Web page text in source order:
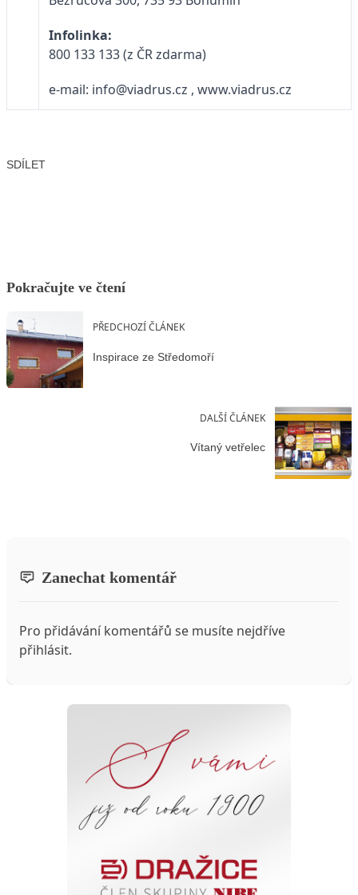
Infolinka:
800 133 133 (z ČR zdarma)
e-mail: info@viadrus.cz , www.viadrus.cz
SDÍLET
Pokračujte ve čtení
PŘEDCHOZÍ ČLÁNEK
Inspirace ze Středomoří
DALŠÍ ČLÁNEK
Vítaný vetřelec
Zanechat komentář
Pro přidávání komentářů se musíte nejdříve
přihlásit.